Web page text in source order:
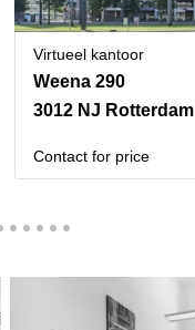
Virtueel kantoor
Weena 290
3012 NJ Rotterdam
Contact for price